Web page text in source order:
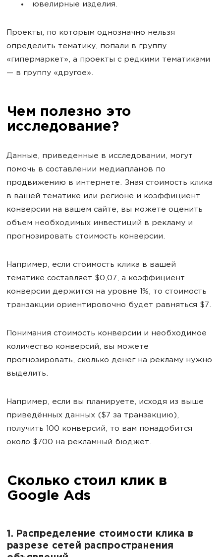
ювелирные изделия.
Проекты, по которым однозначно нельзя
определить тематику, попали в группу
«гипермаркет», а проекты с редкими тематиками
— в группу «другое».
Чем полезно это
исследование?
Данные, приведенные в исследовании, могут
помочь в составлении медиапланов по
продвижению в интернете. Зная стоимость клика
в вашей тематике или регионе и коэффициент
конверсии на вашем сайте, вы можете оценить
объем необходимых инвестиций в рекламу и
прогнозировать стоимость конверсии.
Например, если стоимость клика в вашей
тематике составляет $0,07, а коэффициент
конверсии держится на уровне 1%, то стоимость
транзакции ориентировочно будет равняться $7.
Понимания стоимость конверсии и необходимое
количество конверсий, вы можете
прогнозировать, сколько денег на рекламу нужно
выделить.
Например, если вы планируете, исходя из выше
приведённых данных ($7 за транзакцию),
получить 100 конверсий, то вам понадобится
около $700 на рекламный бюджет.
Сколько стоил клик в
Google Ads
1. Распределение стоимости клика в
разрезе сетей распространения